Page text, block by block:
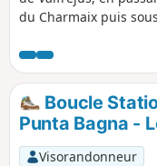
du Charmaix puis
Randonnée hors du
sommes restés une
réserver) puis
station par la
Refuge du Mont
Valfréjus.
Boucle
Punta Bagna -
Visorandonneur